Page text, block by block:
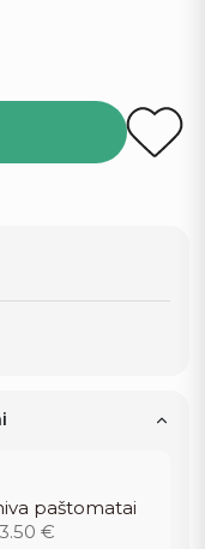
paštomatai
€